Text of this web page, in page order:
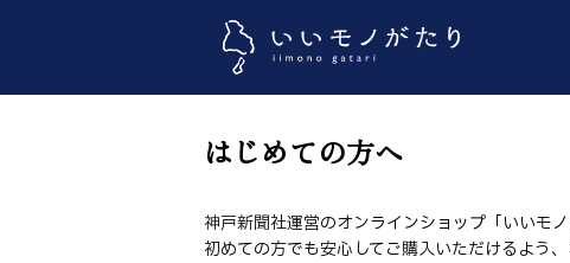
はじめての方へ
神戸新聞社運営のオンラインショップ「いいモ
初めての方でも安心してご購入いただけるよう